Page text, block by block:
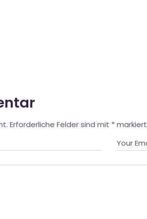
Erforderliche Felder sind mit * markiert